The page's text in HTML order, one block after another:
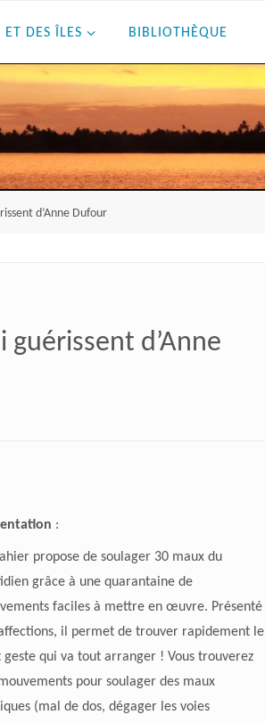
ET DES ÎLES BIBLIOTHÈQUE
d’Anne Dufour
d’Anne
:
propose de soulager 30 maux du
grâce à une quarantaine de
faciles à mettre en œuvre. Présenté
il permet de trouver rapidement le
geste qui va tout arranger ! Vous trouverez
pour soulager des maux
(mal de dos, dégager les voies